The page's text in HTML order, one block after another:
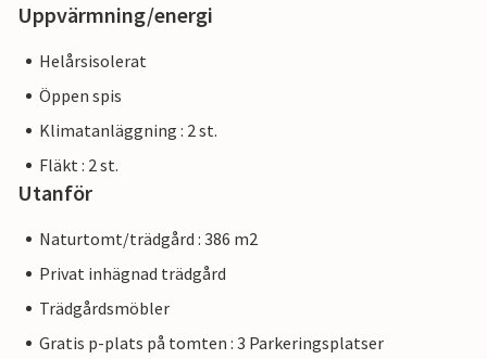
Uppvärmning/energi
Helårsisolerat
Öppen spis
Klimatanläggning : 2 st.
Fläkt : 2 st.
Utanför
Naturtomt/trädgård : 386 m2
Privat inhägnad trädgård
Trädgårdsmöbler
Gratis p-plats på tomten : 3 Parkeringsplatser